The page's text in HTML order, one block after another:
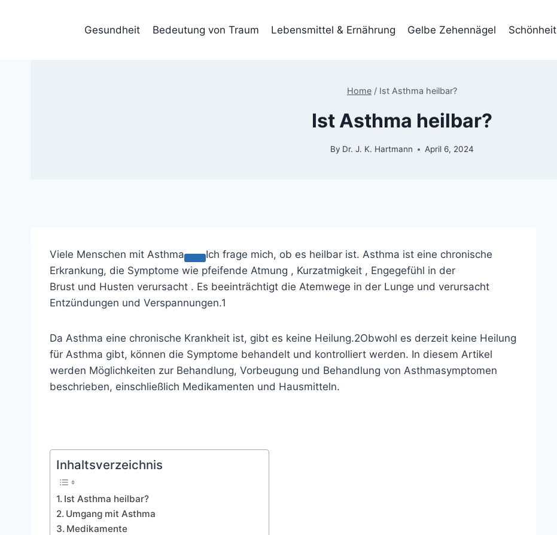
Gesundheit Bedeutung von Traum Lebensmittel & Ernährung Gelbe Zehennägel Schönheit
Home / Ist Asthma heilbar?
Ist Asthma heilbar?
By Dr. J. K. Hartmann April 6, 2024
Viele Menschen mit Asthma
Ich frage mich, ob es heilbar ist. Asthma ist eine chronische
Erkrankung, die Symptome wie pfeifende Atmung , Kurzatmigkeit , Engegefühl in der
Brust und Husten verursacht . Es beeinträchtigt die Atemwege in der Lunge und verursacht
Entzündungen und Verspannungen.1
Da Asthma eine chronische Krankheit ist, gibt es keine Heilung.2Obwohl es derzeit keine Heilung
für Asthma gibt, können die Symptome behandelt und kontrolliert werden. In diesem Artikel
werden Möglichkeiten zur Behandlung, Vorbeugung und Behandlung von Asthmasymptomen
beschrieben, einschließlich Medikamenten und Hausmitteln.
Inhaltsverzeichnis
Ist Asthma heilbar?
Umgang mit Asthma
Medikamente